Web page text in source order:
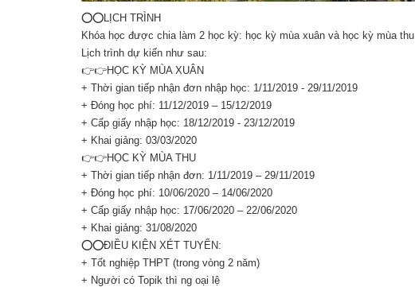
⭕️⭕️LỊCH TRÌNH
Khóa học được chia làm 2 học kỳ: học kỳ mùa xuân và học kỳ mùa thu
Lịch trình dự kiến như sau:
👉👉HỌC KỲ MÙA XUÂN
+ Thời gian tiếp nhận đơn nhập học: 1/11/2019 - 29/11/2019
+ Đóng học phí: 11/12/2019 – 15/12/2019
+ Cấp giấy nhập học: 18/12/2019 - 23/12/2019
+ Khai giảng: 03/03/2020
👉👉HỌC KỲ MÙA THU
+ Thời gian tiếp nhận đơn: 1/11/2019 – 29/11/2019
+ Đóng học phí: 10/06/2020 – 14/06/2020
+ Cấp giấy nhập học: 17/06/2020 – 22/06/2020
+ Khai giảng: 31/08/2020
⭕️⭕️ĐIỀU KIỆN XÉT TUYỂN:
+ Tốt nghiệp THPT (trong vòng 2 năm)
+ Người có Topik thì ng oại lệ